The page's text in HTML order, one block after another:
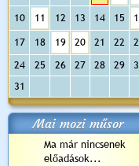
10 11 12 13 14 15
17 18 19 20 21 22
24
25 26 27 28 29
31
Mai mozi műsor
Ma már nincsenek
előadások...